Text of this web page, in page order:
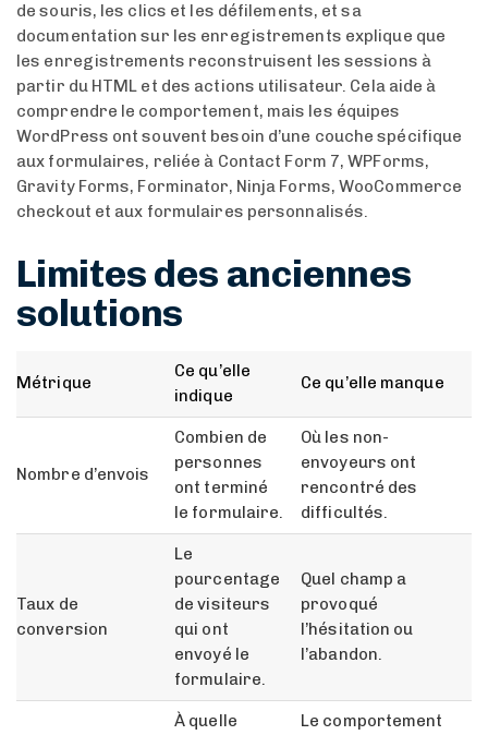
de souris, les clics et les défilements, et sa
documentation sur les enregistrements explique que
les enregistrements reconstruisent les sessions à
partir du HTML et des actions utilisateur. Cela aide à
comprendre le comportement, mais les équipes
WordPress ont souvent besoin d’une couche spécifique
aux formulaires, reliée à Contact Form 7, WPForms,
Gravity Forms, Forminator, Ninja Forms, WooCommerce
checkout et aux formulaires personnalisés.
Limites des anciennes
solutions
Métrique
Ce qu’elle
indique
Ce qu’elle manque
Nombre d’envois
Combien de
personnes
ont terminé
le formulaire.
Où les non-
envoyeurs ont
rencontré des
difficultés.
Taux de
conversion
Le
pourcentage
de visiteurs
qui ont
envoyé le
formulaire.
Quel champ a
provoqué
l’hésitation ou
l’abandon.
À quelle
Le comportement